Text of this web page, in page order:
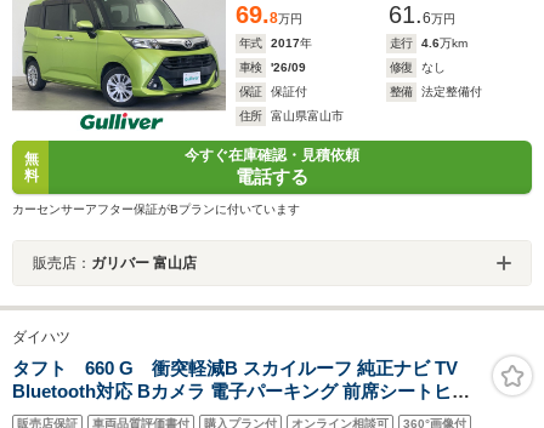
69.8万円 61.6万円
年式
2017年 走行 4.6万km
車検
'26/09 修復
なし
保証
保証付 整備
法定整備付
住所
富山県富山市
無
料
今すぐ在庫確認・見積依頼
電話する
カーセンサーアフター保証がBプランに付いています
販売店： ガリバー 富山店
ダイハツ
タフト 660 G 衝突軽減B スカイルーフ 純正ナビ TV
Bluetooth対応 Bカメラ 電子パーキング 前席シートヒー
ター LEDヘッドライト スマートキー プッシュスタート
販売店保証 車両品質評価書付 購入プラン付 オンライン相談可 360°画像付